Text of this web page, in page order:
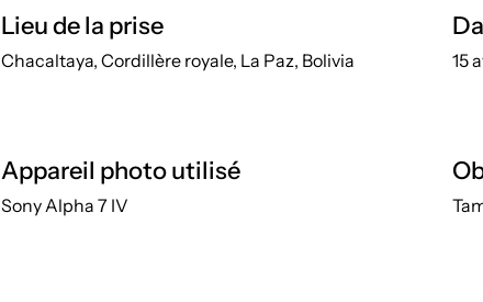
Lieu de la prise
Chacaltaya, Cordillère royale, La Paz, Bolivia 15
Appareil photo utilisé
Sony Alpha 7 IV